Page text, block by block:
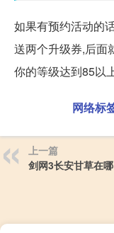
如果有预约活动的
送两个升级券,后面
你的等级达到85以
网络标
上一篇
剑网3长安甘草在哪